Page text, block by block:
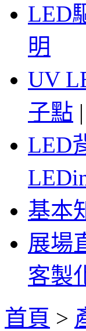
LED
明
UV
子點 |
LED
基本
展場
客製
首頁 >